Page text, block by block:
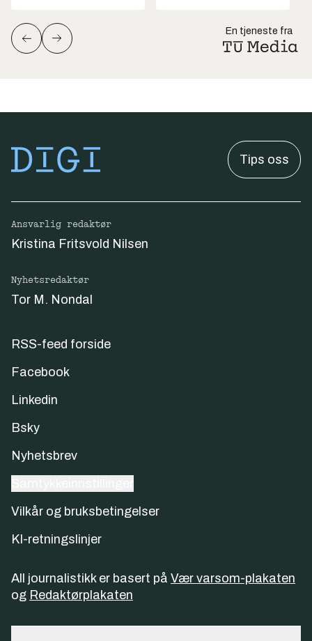
En tjeneste fra
Tips oss
Ansvarlig redaktør
Kristina Fritsvold Nilsen
Nyhetsredaktør
Tor M. Nondal
RSS-feed forside
Facebook
Linkedin
Bsky
Nyhetsbrev
Vilkår og bruksbetingelser
KI-retningslinjer
All journalistikk er basert på Vær varsom-plakaten
og Redaktørplakaten